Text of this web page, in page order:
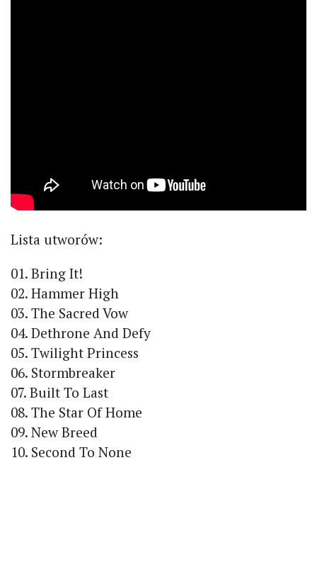
Lista utworów:
01. Bring It!
02. Hammer High
03. The Sacred Vow
04. Dethrone And Defy
05. Twilight Princess
06. Stormbreaker
07. Built To Last
08. The Star Of Home
09. New Breed
10. Second To None